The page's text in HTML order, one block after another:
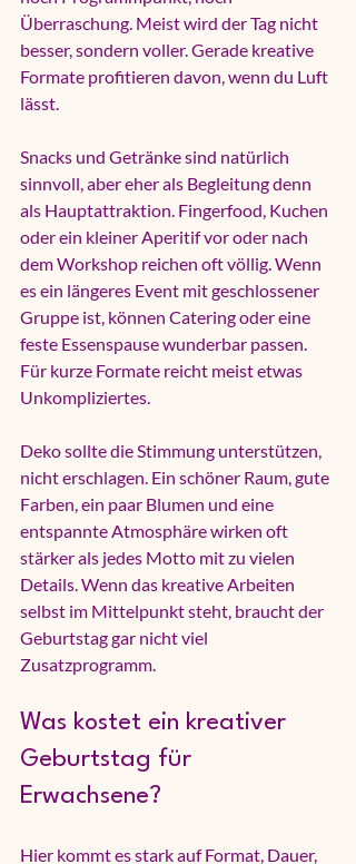
Überraschung. Meist wird der Tag nicht
besser, sondern voller. Gerade kreative
Formate profitieren davon, wenn du Luft
lässt.
Snacks und Getränke sind natürlich
sinnvoll, aber eher als Begleitung denn
als Hauptattraktion. Fingerfood, Kuchen
oder ein kleiner Aperitif vor oder nach
dem Workshop reichen oft völlig. Wenn
es ein längeres Event mit geschlossener
Gruppe ist, können Catering oder eine
feste Essenspause wunderbar passen.
Für kurze Formate reicht meist etwas
Unkompliziertes.
Deko sollte die Stimmung unterstützen,
nicht erschlagen. Ein schöner Raum, gute
Farben, ein paar Blumen und eine
entspannte Atmosphäre wirken oft
stärker als jedes Motto mit zu vielen
Details. Wenn das kreative Arbeiten
selbst im Mittelpunkt steht, braucht der
Geburtstag gar nicht viel
Zusatzprogramm.
Was kostet ein kreativer
Geburtstag für
Erwachsene?
Hier kommt es stark auf Format, Dauer,